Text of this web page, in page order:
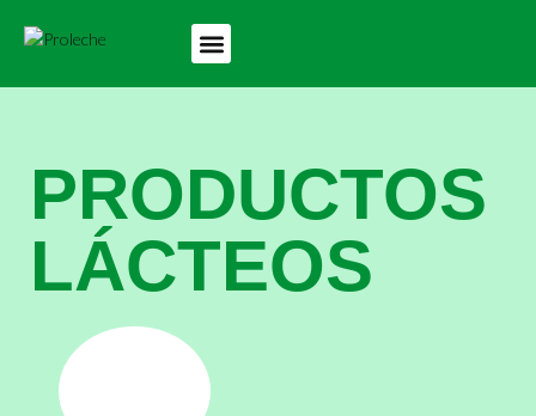
PRODUCTOS
LÁCTEOS